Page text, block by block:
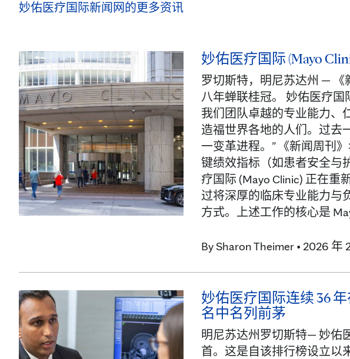
妙佑医疗国际新闻网的更多资讯
妙佑医疗国际 (Mayo
罗切斯特，明尼苏达州 — 《
八年蝉联桂冠。 妙佑医疗国
我们团队卓越的专业能力、
造福世界各地的人们。过去
一变革进程。” 《新闻周刊
键绩效指标（如患者安全与
疗国际 (Mayo Clinic) 正在
过将深厚的临床专业能力与
方式。上述工作的核心是
By Sharon Theimer • 2026 年
妙佑医疗国际连续 36
名中名列前茅
明尼苏达州罗切斯特— 妙佑
首。这是自该排行榜设立以